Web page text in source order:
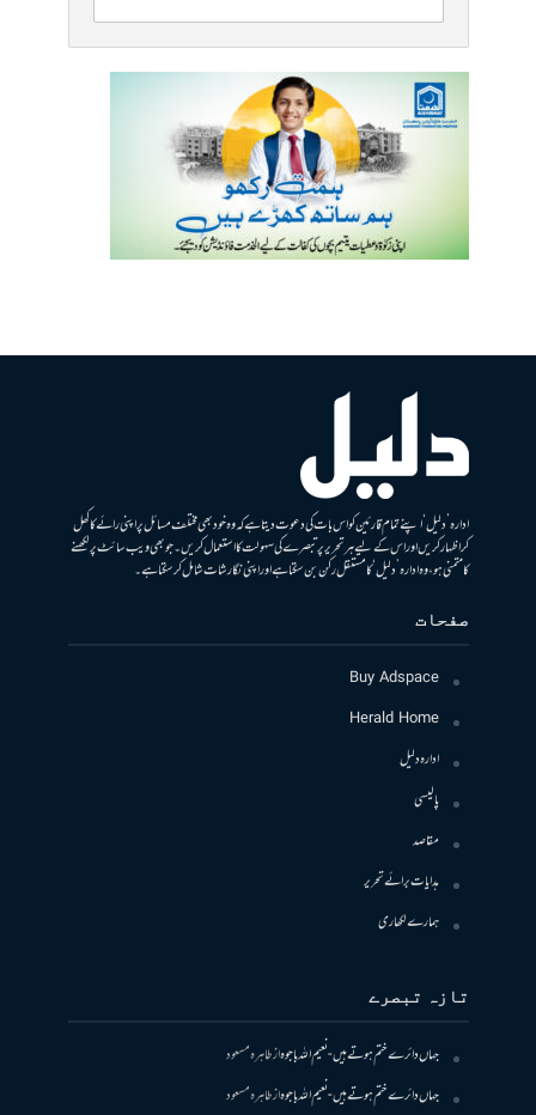
ادارہ ’دلیل‘ اپنے تمام قارئین کو اس بات کی دعوت دیتا ہے کہ وہ خود بھی مختلف مسائل پر اپنی رائے کا کھل
کر اظہار کریں اور اس کے لیے ہر تحریر پر تبصرے کی سہولت کا استعمال کریں۔ جو بھی ویب سائٹ پر لکھنے
کا متمنی ہو، وہ ادارہ ’دلیل‘ کا مستقل رکن بن سکتا ہے اور اپنی نگارشات شامل کرسکتا ہے۔
صفحات
Buy Adspace
Herald Home
ادارہ دلیل
پالیسی
مقاصد
ہدایات برائے تحریر
ہمارے لکھاری
تازہ تبصرے
جہاں دائرے ختم ہوتے ہیں- نعیم اللہ باجوہازطاہرہ مسعود
جہاں دائرے ختم ہوتے ہیں- نعیم اللہ باجوہازطاہرہ مسعود